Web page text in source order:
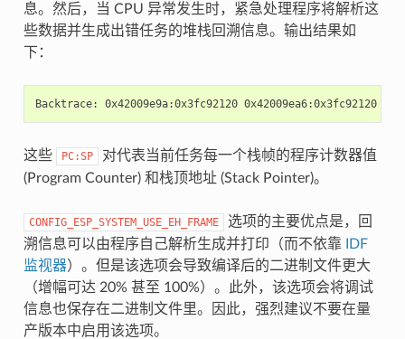
息。然后，当 CPU 异常发生时，紧急处理程序将解析这
些数据并生成出错任务的堆栈回溯信息。输出结果如
下：
这些 PC:SP
对代表当前任务每一个栈帧的程序计数器值
(Program Counter) 和栈顶地址 (Stack Pointer)。
CONFIG_ESP_SYSTEM_USE_EH_FRAME
选项的主要优点是，回
溯信息可以由程序自己解析生成并打印（而不依靠
IDF
监视器）。但是该选项会导致编译后的二进制文件更大
（增幅可达 20% 甚至 100%）。此外，该选项会将调试
信息也保存在二进制文件里。因此，强烈建议不要在量
产版本中启用该选项。